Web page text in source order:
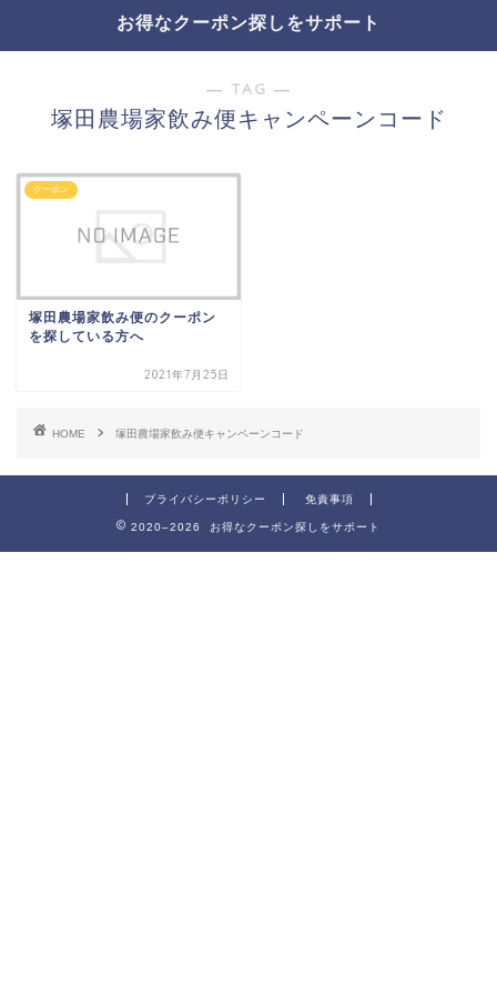
お得なクーポン探しをサポート
― TAG ―
塚田農場家飲み便キャンペーンコード
クーポン
塚田農場家飲み便のクーポン
を探している方へ
2021年7月25日
HOME 塚田農場家飲み便キャンペーンコード
プライバシーポリシー 免責事項
2020–2026 お得なクーポン探しをサポート